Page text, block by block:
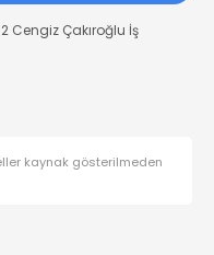
Cengiz Çakıroğlu İş
kaynak gösterilmeden